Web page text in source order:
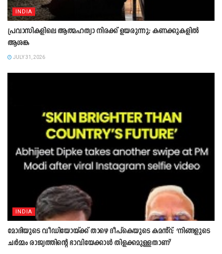
INDIA
പ്രവാസികളിലെ ആത്മഹത്യാ നിരക്ക് ഉയരുന്നു; കണക്കുകളിൽ
ആശങ്ക
JULY 31, 2026
INDIA
മോദിയുടെ വീഡിയോയ്ക്ക് താഴെ ദീപ്കെയുടെ കമൻ്റ്; ‘നിങ്ങളുടെ
ചർമ്മം രാജ്യത്തിന്റെ ഭാവിയേക്കാൾ തിളക്കമുള്ളതാണ്’